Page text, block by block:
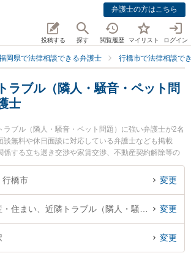
弁護士の方はこちら
投稿する 探す 閲覧履歴 マイリスト ログイン
岡県で法律相談できる弁護士 行橋市で法律相談で
ラブル（隣人・騒音・ペット問
士
ラブル（隣人・騒音・ペット問題）に強い弁護士が2名
談無料や休日面談に対応している弁護士なども掲載
係する立ち退き交渉や家賃交渉、不動産契約解除等の
検索もでき便利です。特に京築総合法律事務所の水島
務所の塘岡 信義弁護士のプロフィール情報や弁護士費
騒音・ペット問題）のトラブル解決の実績豊富な近く
『初回相談無料で近隣トラブル（隣人・騒音・ペット
行橋市内の弁護士に相談予約したい』などでお困りの
行橋市 変更
変更
変更